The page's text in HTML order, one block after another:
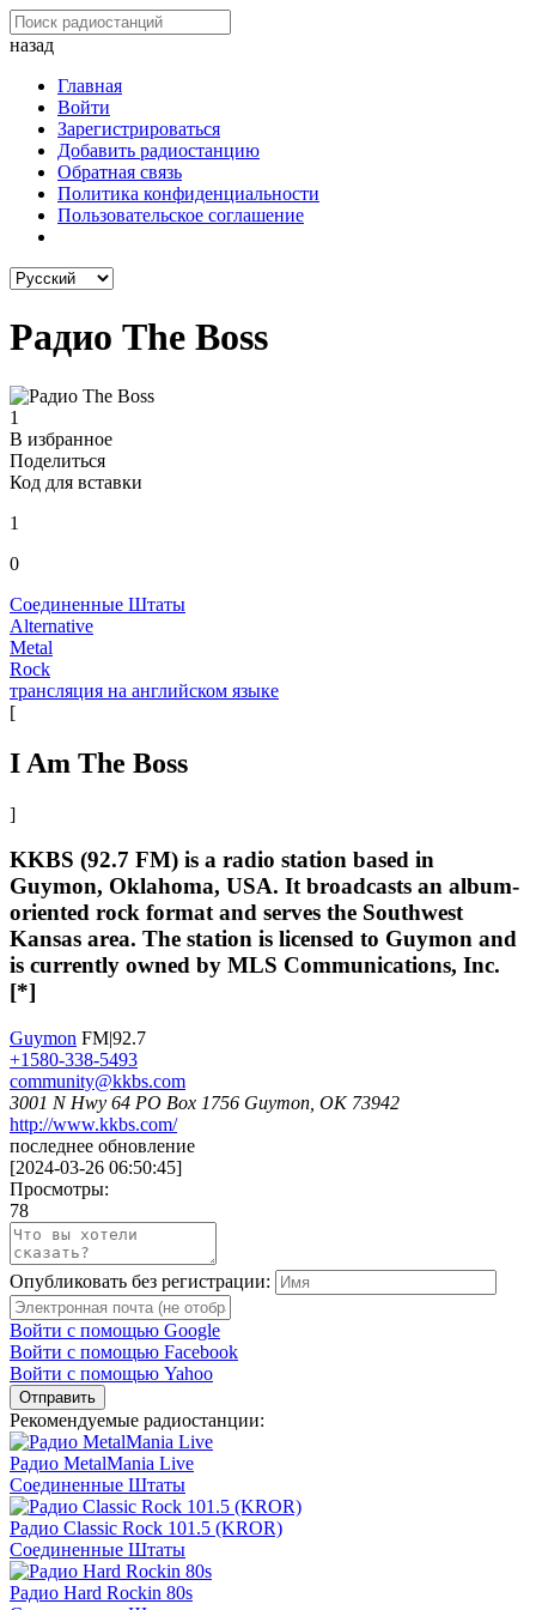
назад
Главная
Войти
Зарегистрироваться
Добавить радиостанцию
Обратная связь
Политика конфиденциальности
Пользовательское соглашение
Радио The Boss
1
В избранное
Поделиться
Код для вставки
1
0
Соединенные Штаты
Alternative
Metal
Rock
трансляция на английском языке
[
I Am The Boss
]
KKBS (92.7 FM) is a radio station based in
Guymon, Oklahoma, USA. It broadcasts an album-
oriented rock format and serves the Southwest
Kansas area. The station is licensed to Guymon and
is currently owned by MLS Communications, Inc.
[*]
Guymon FM|92.7
+1580-338-5493
community@kkbs.com
3001 N Hwy 64 PO Box 1756 Guymon, OK 73942
http://www.kkbs.com/
последнее обновление
[2024-03-26 06:50:45]
Просмотры:
78
Опубликовать без регистрации:
Войти с помощью Google
Войти с помощью Facebook
Войти с помощью Yahoo
Отправить
Рекомендуемые радиостанции:
Радио MetalMania Live
Соединенные Штаты
Радио Classic Rock 101.5 (KROR)
Соединенные Штаты
Радио Hard Rockin 80s